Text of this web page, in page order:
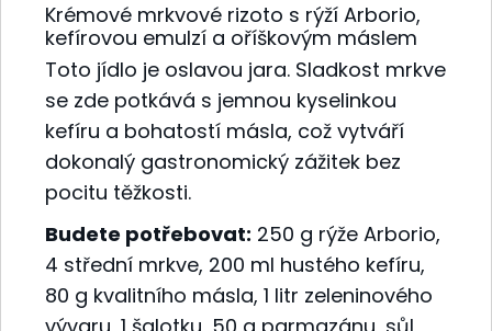
Krémové mrkvové rizoto s rýží Arborio,
kefírovou emulzí a oříškovým máslem
Toto jídlo je oslavou jara. Sladkost mrkve
se zde potkává s jemnou kyselinkou
kefíru a bohatostí másla, což vytváří
dokonalý gastronomický zážitek bez
pocitu těžkosti.
Budete potřebovat: 250 g rýže Arborio,
4 střední mrkve, 200 ml hustého kefíru,
80 g kvalitního másla, 1 litr zeleninového